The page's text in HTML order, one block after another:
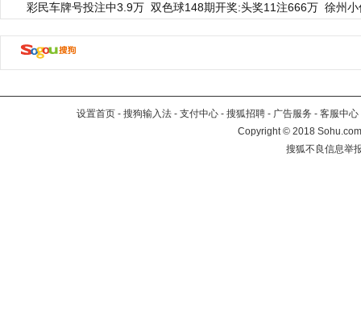
彩民车牌号投注中3.9万 双色球148期开奖:头奖11注666万 徐州
设置首页 - 搜狗输入法 - 支付中心 - 搜狐招聘 - 广告服务 - 客服中心
Copyright©2018
搜狐不良信息举